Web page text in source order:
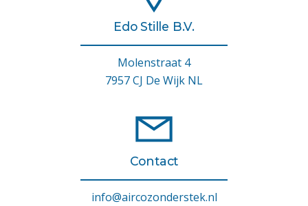
Edo Stille B.V.
Molenstraat 4
7957 CJ De Wijk NL
Contact
info@aircozonderstek.nl